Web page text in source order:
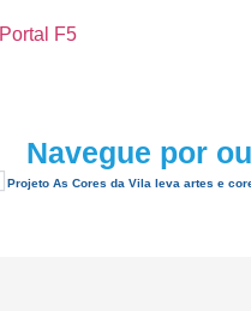
Portal F5
Navegue por
Projeto As Cores da Vila leva artes e